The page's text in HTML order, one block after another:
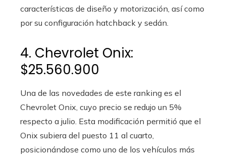
características de diseño y motorización, así como
por su configuración hatchback y sedán.
4. Chevrolet Onix:
$25.560.900
Una de las novedades de este ranking es el
Chevrolet Onix, cuyo precio se redujo un 5%
respecto a julio. Esta modificación permitió que el
Onix subiera del puesto 11 al cuarto,
posicionándose como uno de los vehículos más